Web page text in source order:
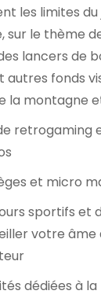
les limites du
sur le thème
lancers de
autres fonds
la montagne
retrogaming
et micro
sportifs et
votre âme
dédiées à